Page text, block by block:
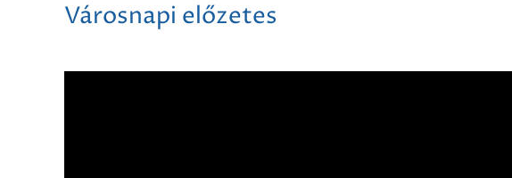
Városnapi előzetes